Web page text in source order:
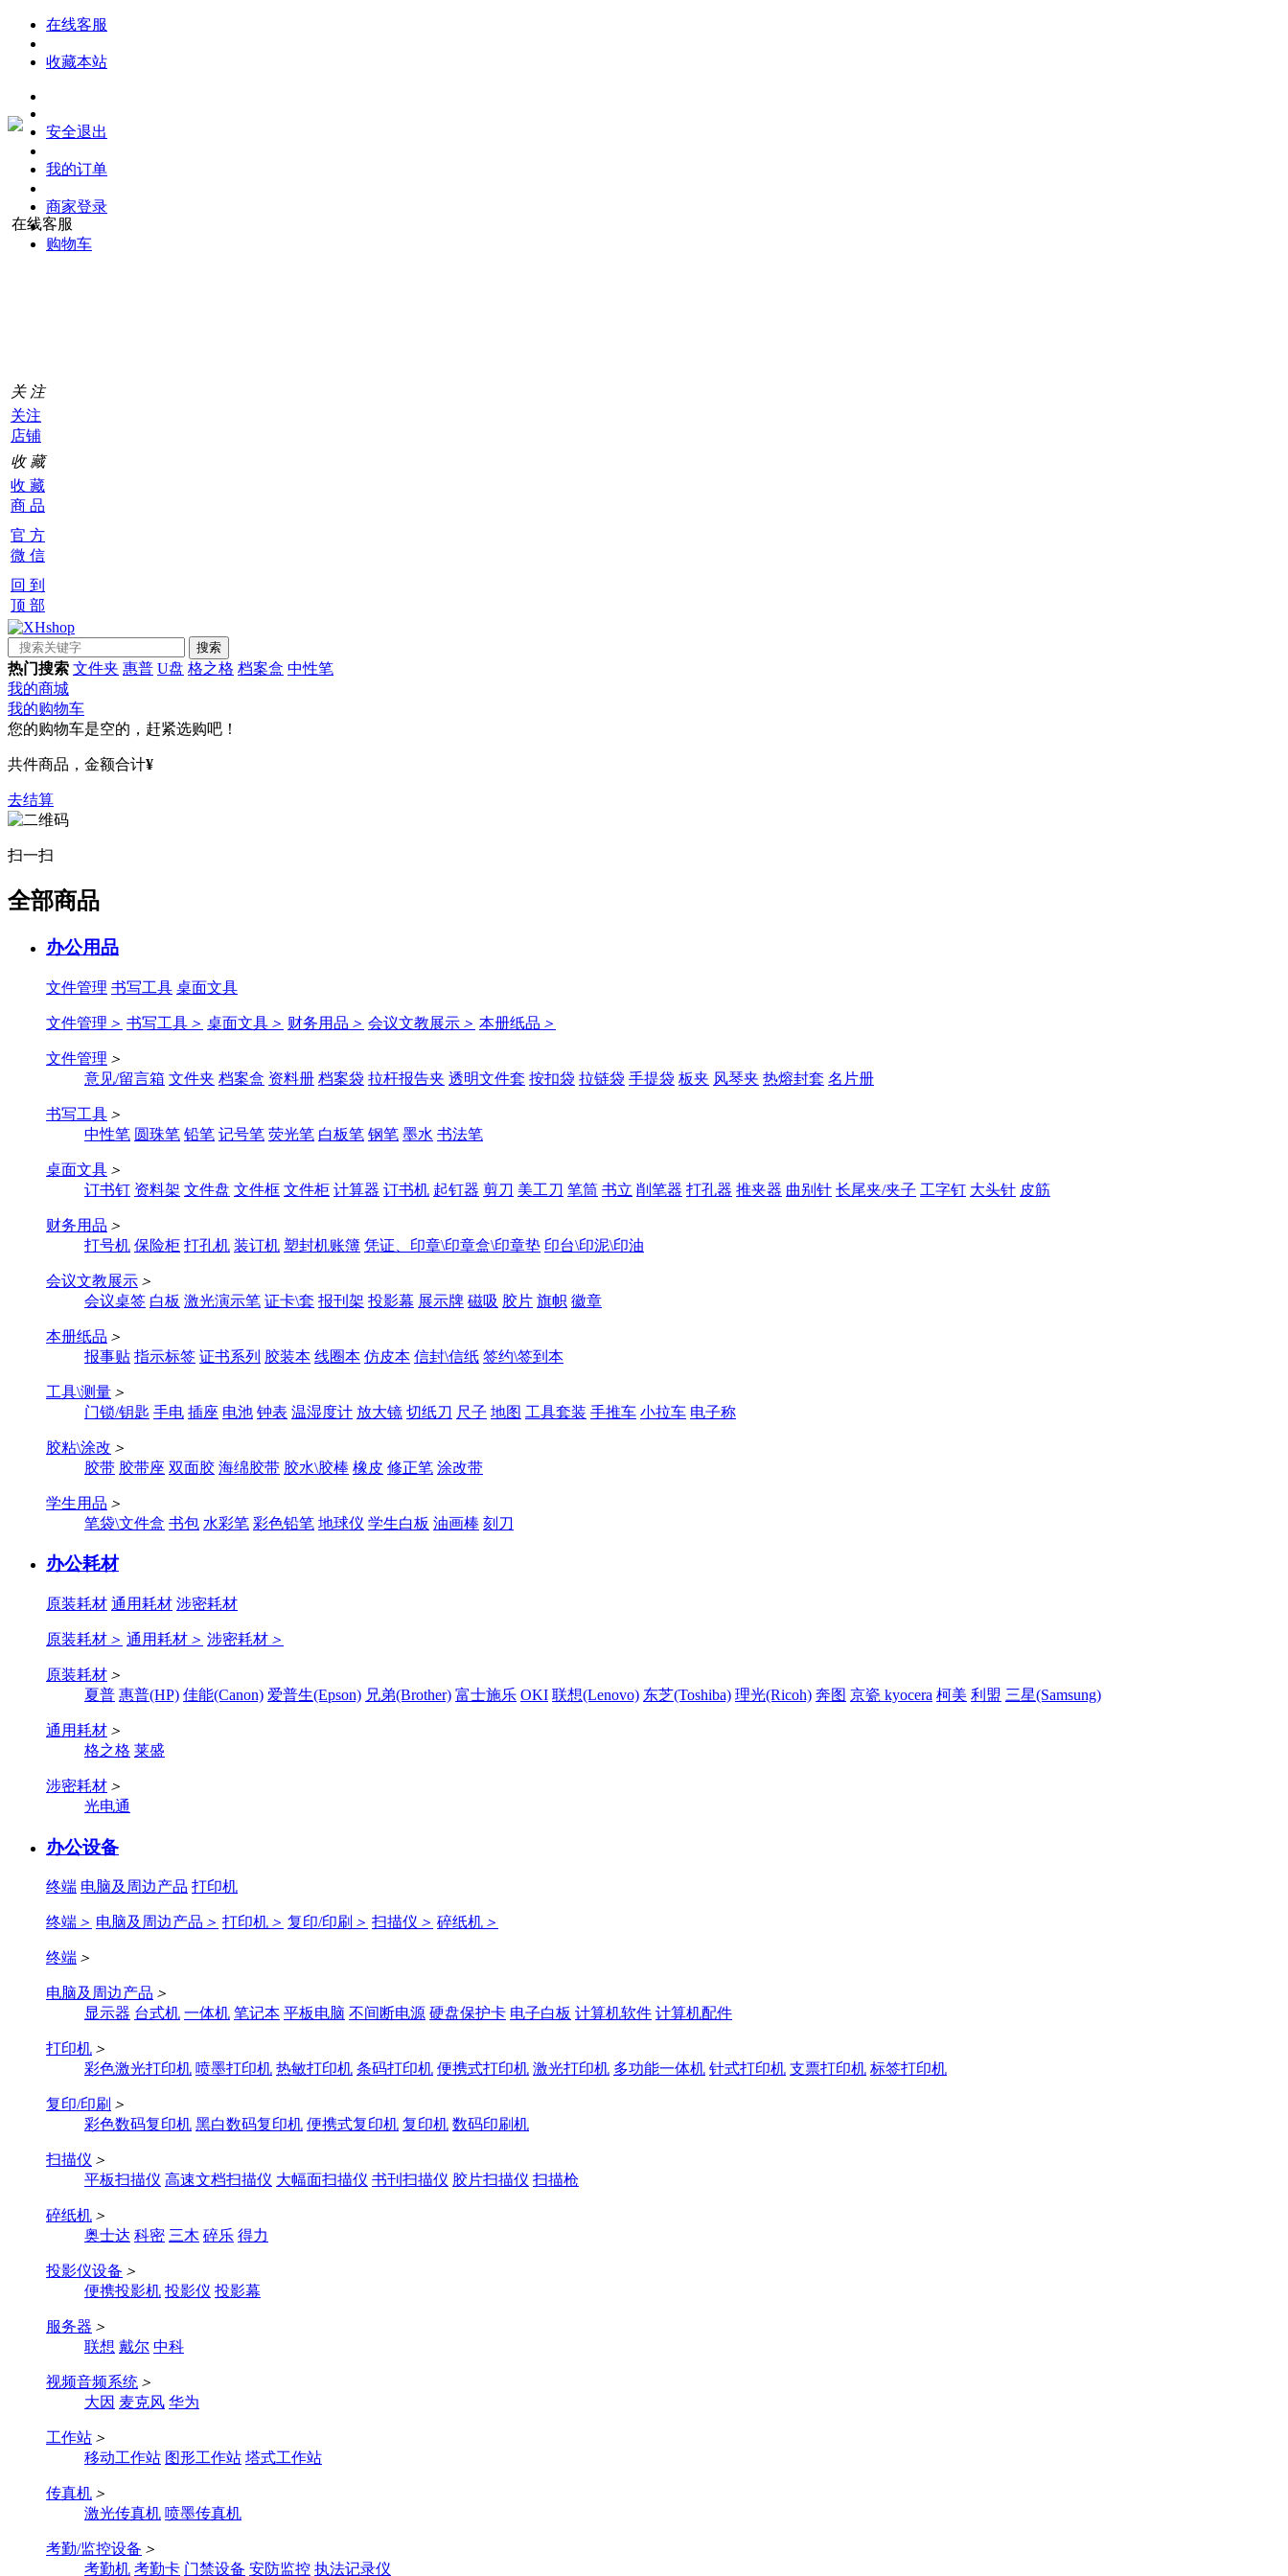
在线客服
收藏本站
安全退出
我的订单
商家登录
购物车
在线客服
关 注
关注
店铺
收 藏
收 藏
商 品
官 方
微 信
回 到
顶 部
热门搜索 文件夹 惠普 U盘 格之格 档案盒 中性笔
我的商城
我的购物车
您的购物车是空的，赶紧选购吧！
共件商品，金额合计¥
去结算
扫一扫
全部商品
办公用品
文件管理 书写工具 桌面文具
文件管理 ＞ 书写工具 ＞ 桌面文具 ＞ 财务用品 ＞ 会议文教展示 ＞ 本册纸品 ＞
文件管理 ＞
意见/留言箱 文件夹 档案盒 资料册 档案袋 拉杆报告夹 透明文件套 按扣袋 拉链袋 手提袋 板夹 风琴夹 热熔封套 名片册
书写工具 ＞
中性笔 圆珠笔 铅笔 记号笔 荧光笔 白板笔 钢笔 墨水 书法笔
桌面文具 ＞
订书钉 资料架 文件盘 文件框 文件柜 计算器 订书机 起钉器 剪刀 美工刀 笔筒 书立 削笔器 打孔器 推夹器 曲别针 长尾夹/夹子 工字钉 大头针 皮筋
财务用品 ＞
打号机 保险柜 打孔机 装订机 塑封机账簿 凭证、印章\印章盒\印章垫 印台\印泥\印油
会议文教展示 ＞
会议桌签 白板 激光演示笔 证卡\套 报刊架 投影幕 展示牌 磁吸 胶片 旗帜 徽章
本册纸品 ＞
报事贴 指示标签 证书系列 胶装本 线圈本 仿皮本 信封\信纸 签约\签到本
工具\测量 ＞
门锁/钥匙 手电 插座 电池 钟表 温湿度计 放大镜 切纸刀 尺子 地图 工具套装 手推车 小拉车 电子称
胶粘\涂改 ＞
胶带 胶带座 双面胶 海绵胶带 胶水\胶棒 橡皮 修正笔 涂改带
学生用品 ＞
笔袋\文件盒 书包 水彩笔 彩色铅笔 地球仪 学生白板 油画棒 刻刀
办公耗材
原装耗材 通用耗材 涉密耗材
原装耗材 ＞ 通用耗材 ＞ 涉密耗材 ＞
原装耗材 ＞
夏普 惠普(HP) 佳能(Canon) 爱普生(Epson) 兄弟(Brother) 富士施乐 OKI 联想(Lenovo) 东芝(Toshiba) 理光(Ricoh) 奔图 京瓷 kyocera 柯美 利盟 三星(Samsung)
通用耗材 ＞
格之格 莱盛
涉密耗材 ＞
光电通
办公设备
终端 电脑及周边产品 打印机
终端 ＞ 电脑及周边产品 ＞ 打印机 ＞ 复印/印刷 ＞ 扫描仪 ＞ 碎纸机 ＞
终端 ＞
电脑及周边产品 ＞
显示器 台式机 一体机 笔记本 平板电脑 不间断电源 硬盘保护卡 电子白板 计算机软件 计算机配件
打印机 ＞
彩色激光打印机 喷墨打印机 热敏打印机 条码打印机 便携式打印机 激光打印机 多功能一体机 针式打印机 支票打印机 标签打印机
复印/印刷 ＞
彩色数码复印机 黑白数码复印机 便携式复印机 复印机 数码印刷机
扫描仪 ＞
平板扫描仪 高速文档扫描仪 大幅面扫描仪 书刊扫描仪 胶片扫描仪 扫描枪
碎纸机 ＞
奥士达 科密 三木 碎乐 得力
投影仪设备 ＞
便携投影机 投影仪 投影幕
服务器 ＞
联想 戴尔 中科
视频音频系统 ＞
大因 麦克风 华为
工作站 ＞
移动工作站 图形工作站 塔式工作站
传真机 ＞
激光传真机 喷墨传真机
考勤/监控设备 ＞
考勤机 考勤卡 门禁设备 安防监控 执法记录仪